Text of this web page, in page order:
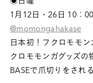
1月12日・26日 10：
@momongahakase
日本初！フクロモモ
クロモモンガグッズ
BASEで爪切りをされ